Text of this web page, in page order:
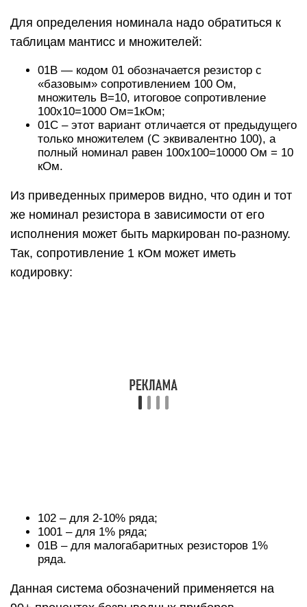
Для определения номинала надо обратиться к
таблицам мантисс и множителей:
01B — кодом 01 обозначается резистор с
«базовым» сопротивлением 100 Ом,
множитель B=10, итоговое сопротивление
100х10=1000 Ом=1кОм;
01C – этот вариант отличается от предыдущего
только множителем (С эквивалентно 100), а
полный номинал равен 100х100=10000 Ом = 10
кОм.
Из приведенных примеров видно, что один и тот
же номинал резистора в зависимости от его
исполнения может быть маркирован по-разному.
Так, сопротивление 1 кОм может иметь
кодировку:
90+ процентах безвыводных приборов,
выпускаемых во всем мире. Но гарантии, что
не составит сложности. Тот же способ является
единственным для SMD-элементов наименьших
размеров – на них маркировка не наносится
вообще.